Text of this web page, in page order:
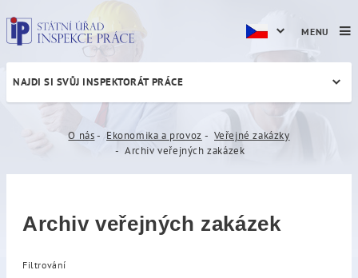
Archiv veřejných zakázek
NAJDI SI SVŮJ INSPEKTORÁT PRÁCE
O nás Ekonomika a provoz
Veřejné zakázky
Archiv veřejných zakázek
Archiv veřejných zakázek
Filtrování
MENU